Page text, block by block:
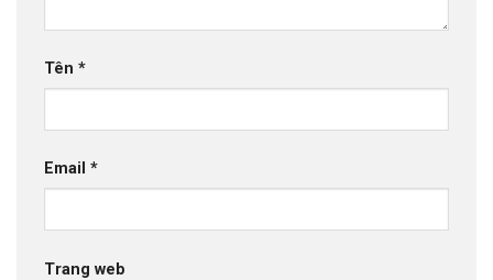
Tên *
Email *
Trang web